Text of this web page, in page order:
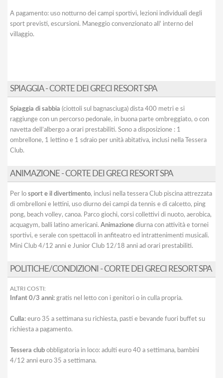
A pagamento: uso notturno dei campi sportivi, lezioni individuali degli
sport previsti, escursioni. Maneggio convenzionato all' interno del
villaggio.
SPIAGGIA - CORTE DEI GRECI RESORT SPA
Spiaggia di sabbia (ciottoli sul bagnasciuga) dista 400 metri e si
raggiunge con un percorso pedonale, in buona parte ombreggiato, o con
navetta dell’albergo a orari prestabiliti. Sono a disposizione : 1
ombrellone, 1 lettino e 1 sdraio per unità abitativa, inclusi nella Tessera
Club.
ANIMAZIONE - CORTE DEI GRECI RESORT SPA
Per lo sport e il divertimento, inclusi nella tessera Club piscina attrezzata
di ombrelloni e lettini, uso diurno dei campi da tennis e di calcetto, ping
pong, beach volley, canoa. Parco giochi, corsi collettivi di nuoto, aerobica,
acquagym, balli latino americani. Animazione diurna con attività e tornei
sportivi, e serale con spettacoli in anfiteatro ed intrattenimenti musicali.
Mini Club 4/12 anni e Junior Club 12/18 anni ad orari prestabiliti.
POLITICHE/CONDIZIONI - CORTE DEI GRECI RESORT SPA
ALTRI COSTI:
Infant 0/3 anni: gratis nel letto con i genitori o in culla propria.
Culla: euro 35 a settimana su richiesta, pasti e bevande fuori buffet su
richiesta a pagamento.
Tessera club obbligatoria in loco: adulti euro 40 a settimana, bambini
4/12 anni euro 35 a settimana.